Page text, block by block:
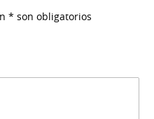
* son obligatorios